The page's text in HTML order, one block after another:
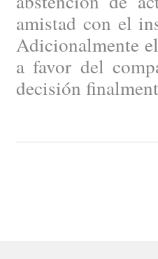
amistad con el
Adicionalmente
a favor del
decisión